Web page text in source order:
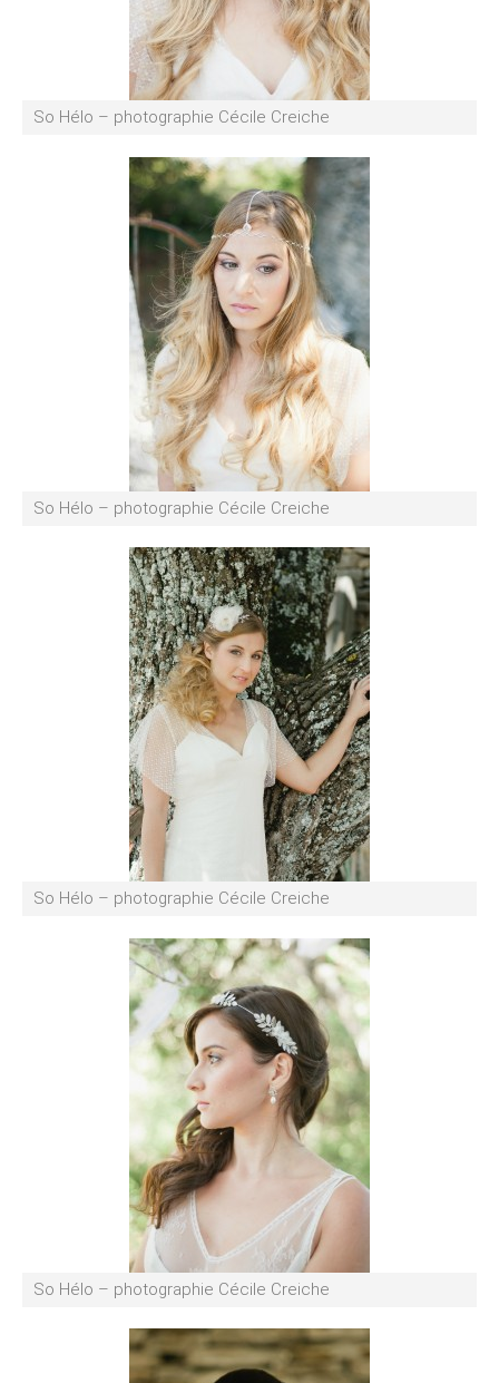
So Hélo – photographie Cécile Creiche
So Hélo – photographie Cécile Creiche
So Hélo – photographie Cécile Creiche
So Hélo – photographie Cécile Creiche